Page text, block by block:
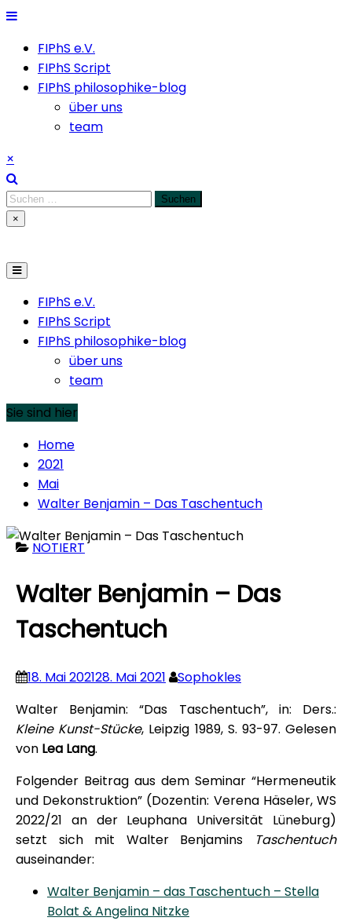
Skip
contentFIPhS e.V.
FIPhS Script
FIPhS philosophike-blog
über uns
team
×
Suchen
nach:
×
FIPhS e.V.
FIPhS Script
FIPhS philosophike-blog
über uns
team
Sie sind hier
Home
2021
Mai
Walter Benjamin – Das Taschentuch
NOTIERT
Walter Benjamin – Das
Taschentuch
18. Mai 202128. Mai 2021
Sophokles
Walter Benjamin: “Das Taschentuch”, in: Ders.:
Kleine Kunst-Stücke, Leipzig 1989, S. 93-97. Gelesen
von Lea Lang.
Folgender Beitrag aus dem Seminar “Hermeneutik
und Dekonstruktion” (Dozentin: Verena Häseler, WS
2022/21 an der Leuphana Universität Lüneburg)
setzt sich mit Walter Benjamins
Taschentuch
auseinander:
Walter Benjamin – das Taschentuch – Stella
Bolat & Angelina Nitzke